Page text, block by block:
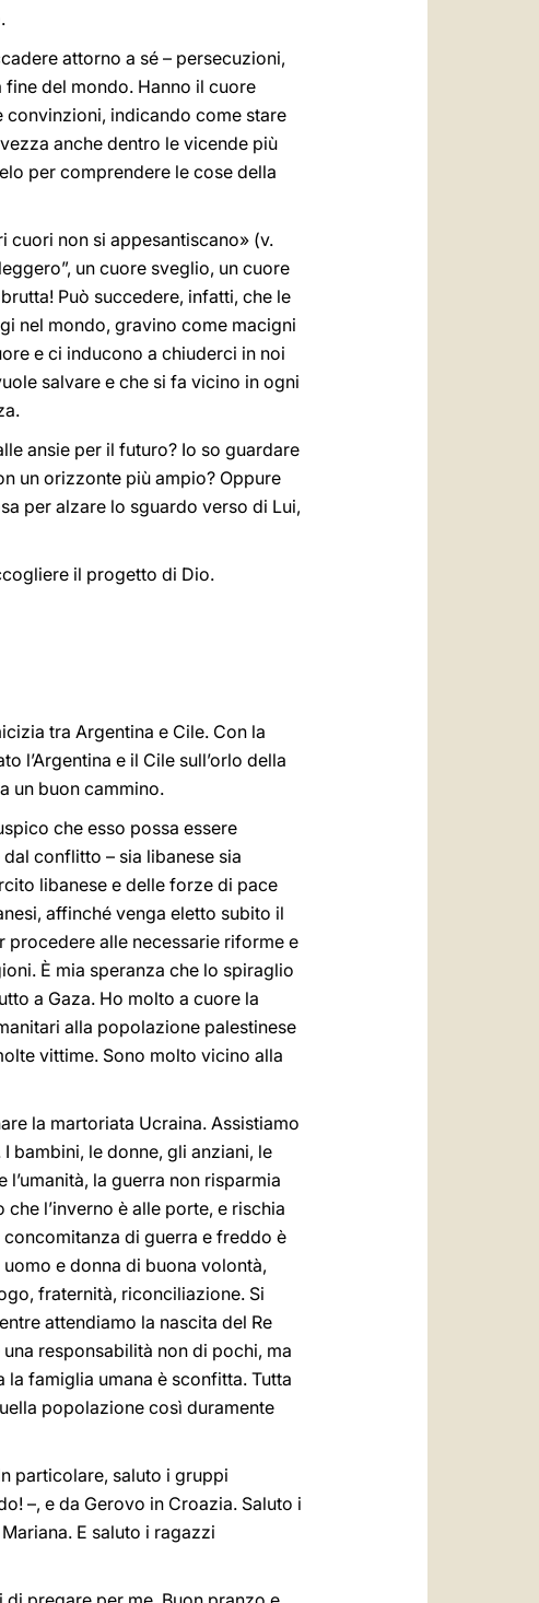
.
attorno a sé – persecuzioni,
fine del mondo. Hanno il cuore
convinzioni, indicando come stare
anche dentro le vicende più
per comprendere le cose della
cuori non si appesantiscano» (v.
un cuore sveglio, un cuore
Può succedere, infatti, che le
nel mondo, gravino come macigni
e ci inducono a chiuderci in noi
salvare e che si fa vicino in ogni
ansie per il futuro? Io so guardare
un orizzonte più ampio? Oppure
per alzare lo sguardo verso di Lui,
il progetto di Dio.
tra Argentina e Cile. Con la
l’Argentina e il Cile sull’orlo della
un buon cammino.
che esso possa essere
conflitto – sia libanese sia
libanese e delle forze di pace
affinché venga eletto subito il
procedere alle necessarie riforme e
È mia speranza che lo spiraglio
a Gaza. Ho molto a cuore la
alla popolazione palestinese
vittime. Sono molto vicino alla
la martoriata Ucraina. Assistiamo
bambini, le donne, gli anziani, le
la guerra non risparmia
l’inverno è alle porte, e rischia
di guerra e freddo è
e donna di buona volontà,
fraternità, riconciliazione. Si
attendiamo la nascita del Re
responsabilità non di pochi, ma
la famiglia umana è sconfitta. Tutta
popolazione così duramente
particolare, saluto i gruppi
–, e da Gerovo in Croazia. Saluto i
E saluto i ragazzi